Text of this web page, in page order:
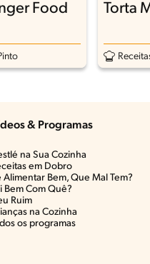
Food Torta
& Programas​
na Sua Cozinha
em Dobro
Alimentar Bem, Que Mal Tem?​
Bem Com Quê?​
Ruim​
na Cozinha​
os programas